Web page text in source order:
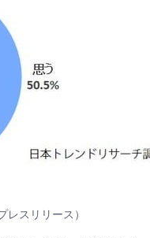
スリリース）